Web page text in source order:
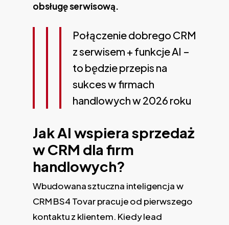
obsługę serwisową.
Połączenie dobrego CRM
z serwisem + funkcje AI –
to będzie przepis na
sukces w firmach
handlowych w 2026 roku
Jak AI wspiera sprzedaż
w CRM dla firm
handlowych?
Wbudowana sztuczna inteligencja w
CRM BS4 Tovar pracuje od pierwszego
kontaktu z klientem. Kiedy lead